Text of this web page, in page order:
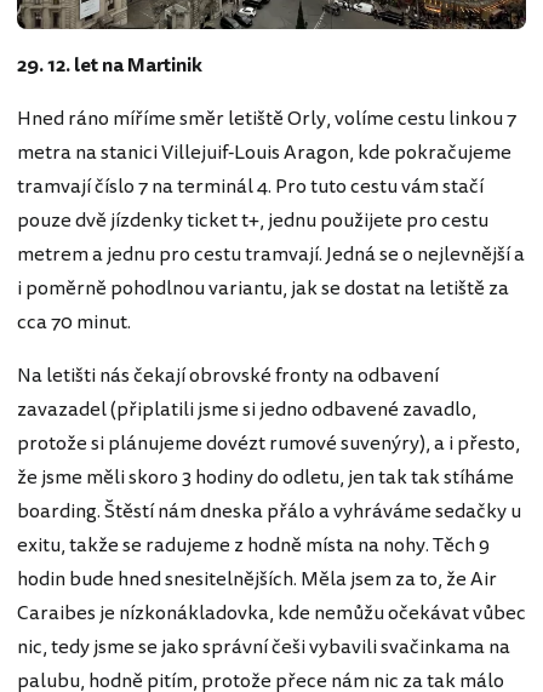
29. 12. let na Martinik
Hned ráno míříme směr letiště Orly, volíme cestu linkou 7
metra na stanici Villejuif-Louis Aragon, kde pokračujeme
tramvají číslo 7 na terminál 4. Pro tuto cestu vám stačí
pouze dvě jízdenky ticket t+, jednu použijete pro cestu
metrem a jednu pro cestu tramvají. Jedná se o nejlevnější a
i poměrně pohodlnou variantu, jak se dostat na letiště za
cca 70 minut.
Na letišti nás čekají obrovské fronty na odbavení
zavazadel (připlatili jsme si jedno odbavené zavadlo,
protože si plánujeme dovézt rumové suvenýry), a i přesto,
že jsme měli skoro 3 hodiny do odletu, jen tak tak stíháme
boarding. Štěstí nám dneska přálo a vyhráváme sedačky u
exitu, takže se radujeme z hodně místa na nohy. Těch 9
hodin bude hned snesitelnějších. Měla jsem za to, že Air
Caraibes je nízkonákladovka, kde nemůžu očekávat vůbec
nic, tedy jsme se jako správní češi vybavili svačinkama na
palubu, hodně pitím, protože přece nám nic za tak málo